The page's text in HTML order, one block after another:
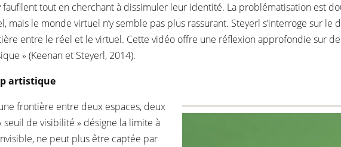
faufilent tout en cherchant à dissimuler leur identité. La problématisation est
mais le monde virtuel n’y semble pas plus rassurant. Steyerl s’interroge sur
entre le réel et le virtuel. Cette vidéo offre une réflexion approfondie sur
» (Keenan et Steyerl, 2014).
artistique
frontière entre deux espaces, deux
seuil de visibilité » désigne la limite à
ne peut plus être captée par